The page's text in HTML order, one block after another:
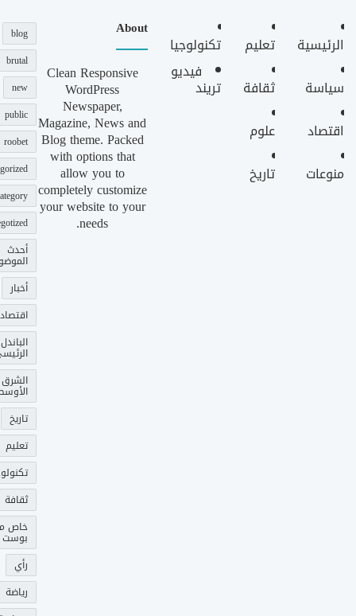
الرئيسية
سياسة
اقتصاد
منوعات
تعليم
ثقافة
علوم
تاريخ
تكنولوجيا
فيديو
تريند
About
Clean Responsive
WordPress
Newspaper,
Magazine, News and
Blog theme. Packed
with options that
allow you to
completely customize
your website to your
needs.
blog
brutal
new
public
roobet
أحدث
أخبار
اقتصاد
الباندل
الشرق
تاريخ
تعليم
ثقافة
خاص
بوست
رأي
رياضة